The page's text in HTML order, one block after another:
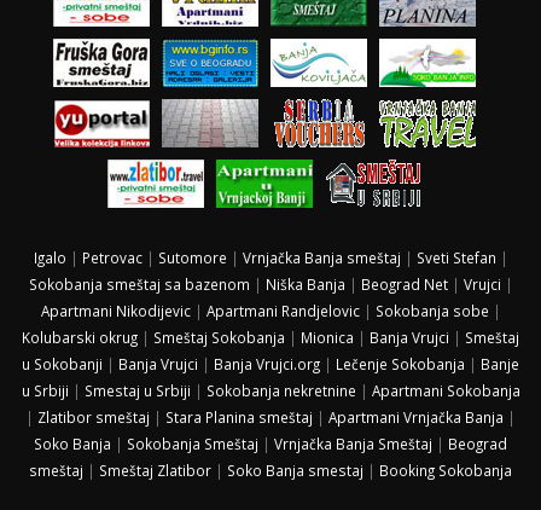
Igalo | Petrovac| Sutomore | Vrnjačka Banja smeštaj | Sveti Stefan |
Sokobanja smeštaj sa bazenom | Niška Banja | Beograd Net| Vrujci |
Apartmani Nikodijevic| Apartmani Randjelovic| Sokobanja sobe |
Kolubarski okrug | Smeštaj Sokobanja | Mionica | Banja Vrujci | Smeštaj
u Sokobanji | Banja Vrujci | Banja Vrujci.org | Lečenje Sokobanja | Banje
u Srbiji | Smestaj u Srbiji | Sokobanja nekretnine | Apartmani Sokobanja
| Zlatibor smeštaj | Stara Planina smeštaj | Apartmani Vrnjačka Banja |
Soko Banja | Sokobanja Smeštaj | Vrnjačka Banja Smeštaj | Beograd
smeštaj | Smeštaj Zlatibor | Soko Banja smestaj | Booking Sokobanja